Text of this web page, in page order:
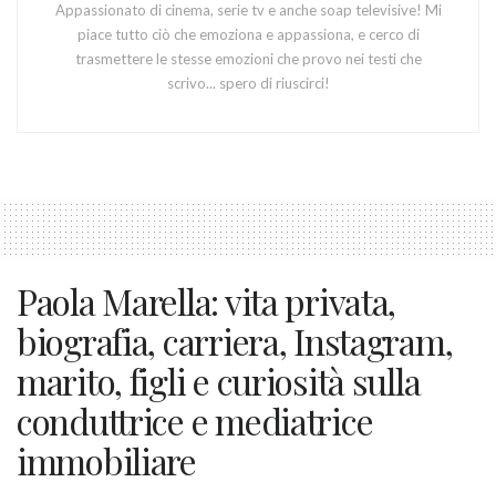
Appassionato di cinema, serie tv e anche soap televisive! Mi
piace tutto ciò che emoziona e appassiona, e cerco di
trasmettere le stesse emozioni che provo nei testi che
scrivo... spero di riuscirci!
Paola Marella: vita privata,
biografia, carriera, Instagram,
marito, figli e curiosità sulla
conduttrice e mediatrice
immobiliare